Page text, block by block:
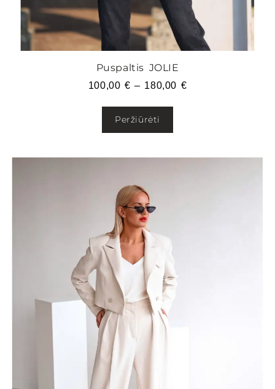
Puspaltis JOLIE
100,00 € – 180,00 €
Peržiūrėti